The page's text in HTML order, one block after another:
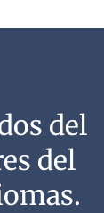
del
del